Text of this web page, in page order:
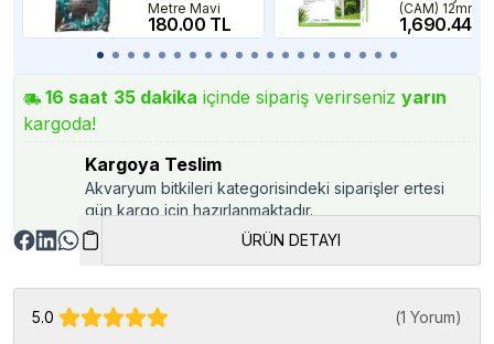
Metre Mavi
180.00 TL
(CAM) 12mm
1,690.44
16 saat 35 dakika içinde sipariş verirseniz yarın
kargoda!
Kargoya Teslim
Akvaryum bitkileri kategorisindeki siparişler ertesi
gün kargo için hazırlanmaktadır.
ÜRÜN DETAYI
5.0 (1 Yorum)